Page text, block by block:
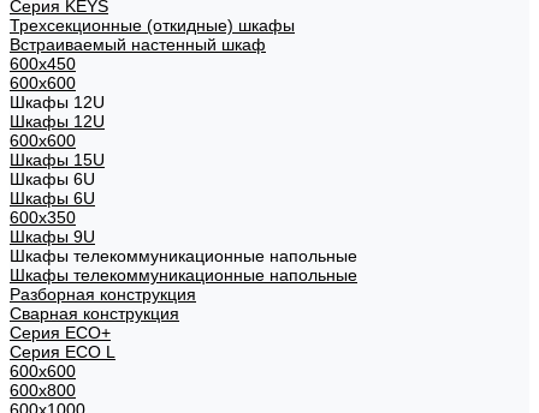
Cерия KEYS
Трехсекционные (откидные) шкафы
Встраиваемый настенный шкаф
600x450
600x600
Шкафы 12U
Шкафы 12U
600x600
Шкафы 15U
Шкафы 6U
Шкафы 6U
600x350
Шкафы 9U
Шкафы телекоммуникационные напольные
Шкафы телекоммуникационные напольные
Разборная конструкция
Сварная конструкция
Серия ECO+
Серия ECO L
600x600
600x800